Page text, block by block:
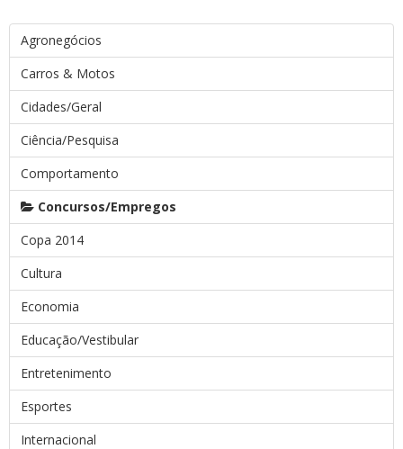
Agronegócios
Carros & Motos
Cidades/Geral
Ciência/Pesquisa
Comportamento
Concursos/Empregos
Copa 2014
Cultura
Economia
Educação/Vestibular
Entretenimento
Esportes
Internacional